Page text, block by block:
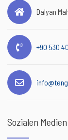
Dalyan
+90 530
Sozialen Medien